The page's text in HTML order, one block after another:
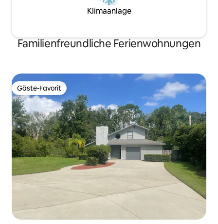
Klimaanlage
Familienfreundliche Ferienwohnungen
Gäste-Favorit
Gäste-Favorit